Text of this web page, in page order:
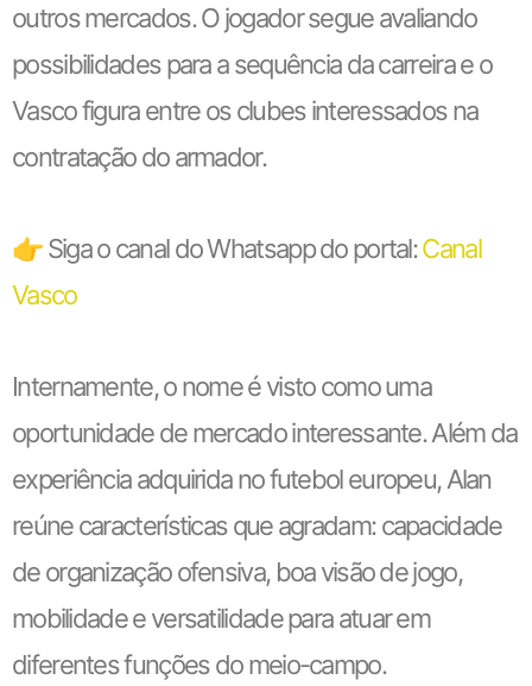
outros mercados. O jogador segue avaliando
possibilidades para a sequência da carreira e o
Vasco figura entre os clubes interessados na
contratação do armador.
👉 Siga o canal do Whatsapp do portal:Canal
Vasco
Internamente, o nome é visto como uma
oportunidade de mercado interessante. Além da
experiência adquirida no futebol europeu, Alan
reúne características que agradam: capacidade
de organização ofensiva, boa visão de jogo,
mobilidade e versatilidade para atuar em
diferentes funções do meio-campo.